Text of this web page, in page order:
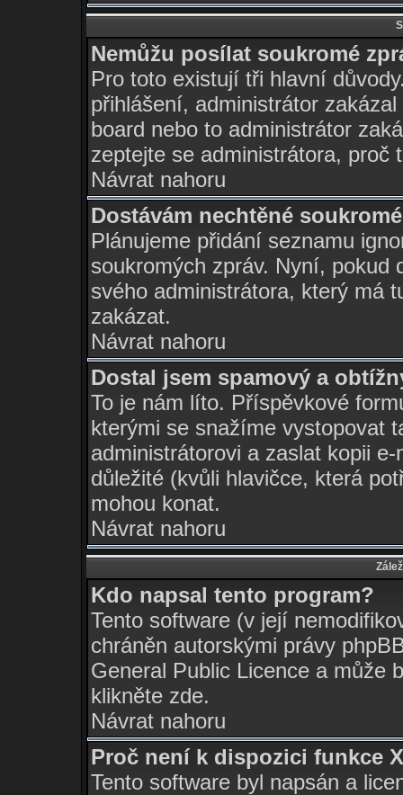
Nemůžu posílat soukromé
Pro toto existují tři hlavní
přihlášení, administrátor
board nebo to administrátor
zeptejte se administrátora, proč
Návrat nahoru
Dostávám nechtěné
Plánujeme přidání seznamu
soukromých zpráv. Nyní, pokud
svého administrátora, který má
zakázat.
Návrat nahoru
Dostal jsem spamový a
To je nám líto. Příspěvkové
kterými se snažíme vystopovat
administrátorovi a zaslat kopii
důležité (kvůli hlavičce, která
mohou konat.
Návrat nahoru
Kdo napsal tento program?
Tento software (v její
chráněn autorskými právy
General Public Licence a může
klikněte zde.
Návrat nahoru
Proč není k dispozici funkce
Tento software byl napsán a